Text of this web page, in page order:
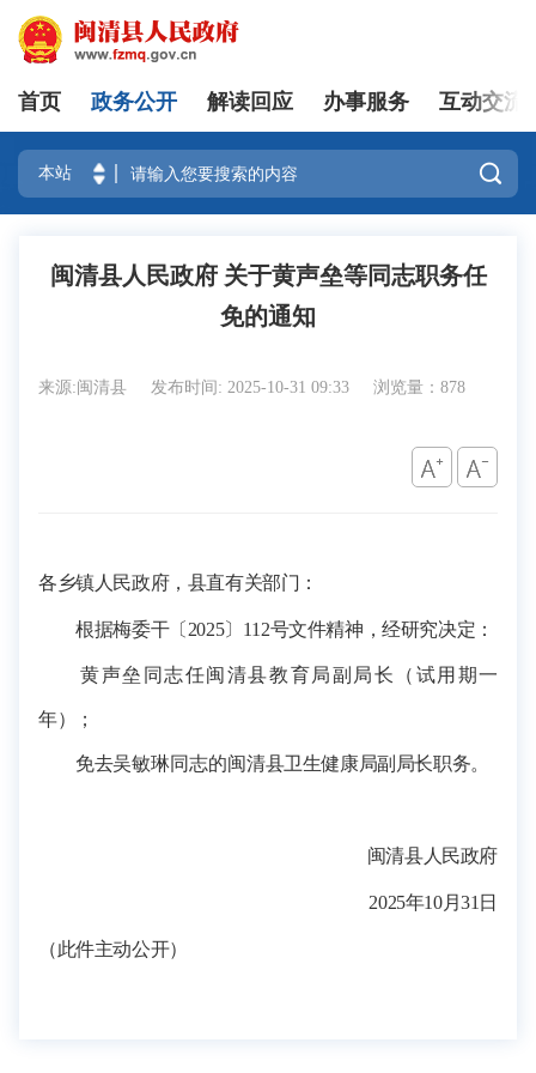
登录
首页 政务公开 解读回应 办事服务 互动交流

闽清县人民政府 关于黄声垒等同志职务任
免的通知
来源:闽清县 发布时间: 2025-10-31 09:33 浏览量：878
各乡镇人民政府，县直有关部门 ：
根据梅委干〔2025〕 112号文件精神，经研究决定：
黄声垒同志任闽清县教育局副局长（试用期一
年）；
免去吴敏琳同志的闽清县卫生健康局副局长职务。
闽清县人民政府
2025年10月31 日
（此件主动公开）